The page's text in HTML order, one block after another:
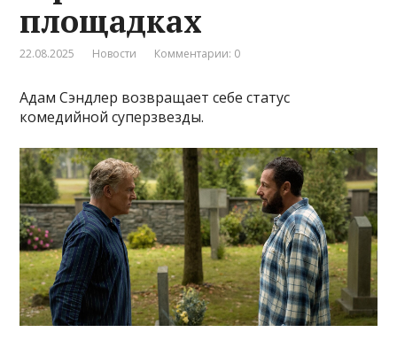
площадках
22.08.2025 Новости Комментарии: 0
Адам Сэндлер возвращает себе статус
комедийной суперзвезды.